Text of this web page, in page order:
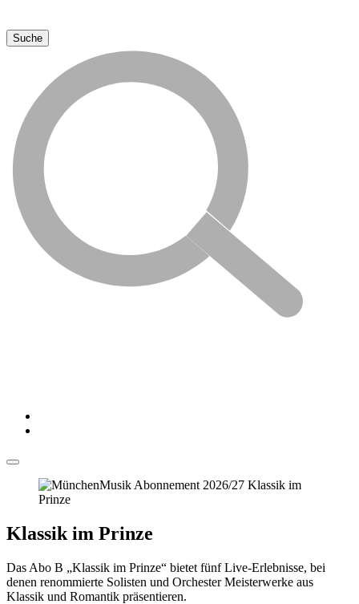
Klassik im Prinze
Das Abo B „Klassik im Prinze“ bietet fünf Live-Erlebnisse, bei
denen renommierte Solisten und Orchester Meisterwerke aus
Klassik und Romantik präsentieren.